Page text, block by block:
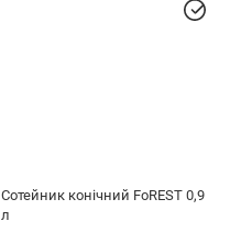
Сотейник конічний FoREST 0,9
л